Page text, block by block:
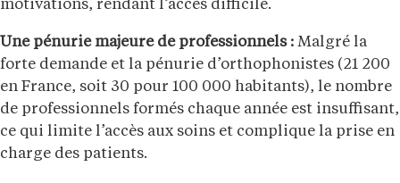
motivations, rendant l’accès difficile.
Une pénurie majeure de professionnels : Malgré la
forte demande et la pénurie d’orthophonistes (21 200
en France, soit 30 pour 100 000 habitants), le nombre
de professionnels formés chaque année est insuffisant,
ce qui limite l’accès aux soins et complique la prise en
charge des patients.